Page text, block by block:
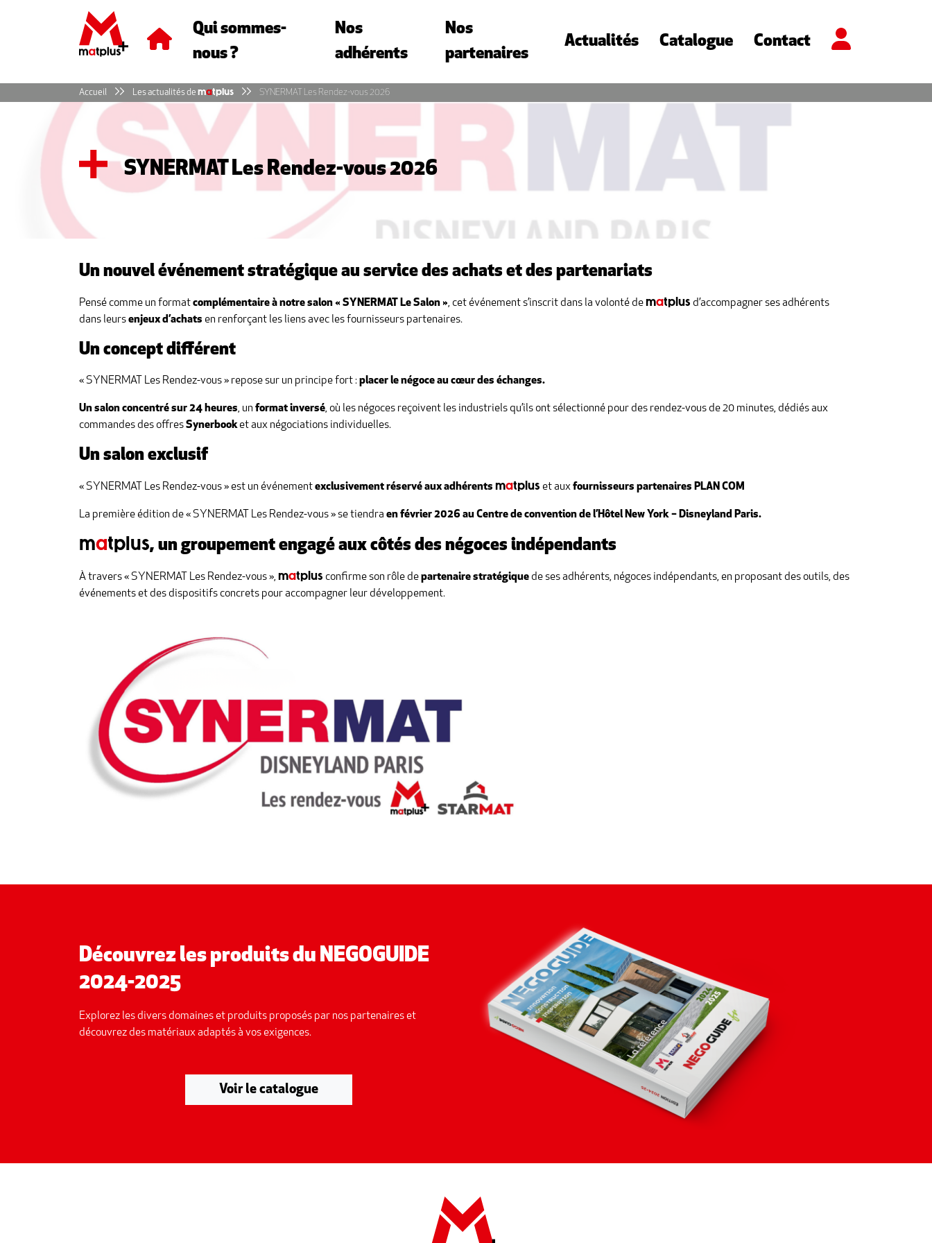
Qui sommes-
nous ?
Nos
adhérents
Nos
partenaires
Actualités Catalogue Contact
Accueil Les actualités de matplus SYNERMAT Les Rendez-vous 2026
SYNERMAT Les Rendez-vous 2026
Un nouvel événement stratégique au service des achats et des partenariats
Pensé comme un formatcomplémentaire à notre salon « SYNERMAT Le Salon », cet événement s’inscrit dans la volonté dematplus d’accompagner ses adhérents
dans leursenjeux d’achats en renforçant les liens avec les fournisseurs partenaires.
Un concept différent
« SYNERMAT Les Rendez-vous » repose sur un principe fort :placer le négoce au cœur des échanges.
Un salon concentré sur 24 heures, un format inversé, où les négoces reçoivent les industriels qu’ils ont sélectionné pour des rendez-vous de 20 minutes, dédiés aux
commandes des offresSynerbooket aux négociations individuelles.
Un salon exclusif
« SYNERMAT Les Rendez-vous » est un événementexclusivement réservé aux adhérents matplus et auxfournisseurs partenaires PLAN COM
La première édition de « SYNERMAT Les Rendez-vous » se tiendra en février 2026 au Centre de convention de l’Hôtel New York – Disneyland Paris.
matplus, un groupement engagé aux côtés des négoces indépendants
À travers « SYNERMAT Les Rendez-vous », matplus confirme son rôle departenaire stratégique de ses adhérents, négoces indépendants, en proposant des outils, des
événements et des dispositifs concrets pour accompagner leur développement.
Découvrez les produits du NEGOGUIDE
2024-2025
Explorez les divers domaines et produits proposés par nos partenaires et
découvrez des matériaux adaptés à vos exigences.
Voir le catalogue